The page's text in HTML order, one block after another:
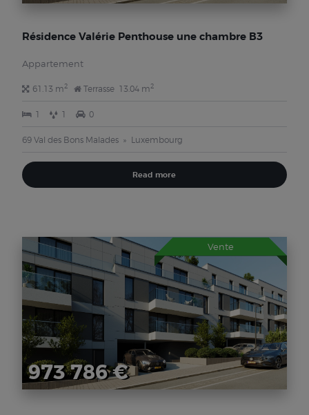
Résidence Valérie Penthouse une chambre B3
Appartement
61.13 m2 Terrasse 13.04 m2
1 1 0
69 Val des Bons Malades Luxembourg
Read more
Vente
973 786 €